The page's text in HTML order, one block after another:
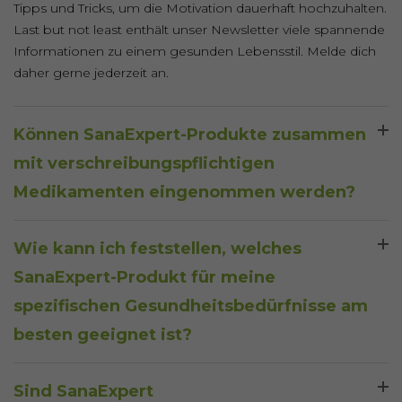
Tipps und Tricks, um die Motivation dauerhaft hochzuhalten.
Last but not least enthält unser Newsletter viele spannende
Informationen zu einem gesunden Lebensstil. Melde dich
daher gerne jederzeit an.
Können SanaExpert-Produkte zusammen
mit verschreibungspflichtigen
Medikamenten eingenommen werden?
den Arzt deines Vertrauens.
Wie kann ich feststellen, welches
SanaExpert-Produkt für meine
spezifischen Gesundheitsbedürfnisse am
besten geeignet ist?
informierst. Und zwar einmal über die Produktdetailseite,
Sind SanaExpert